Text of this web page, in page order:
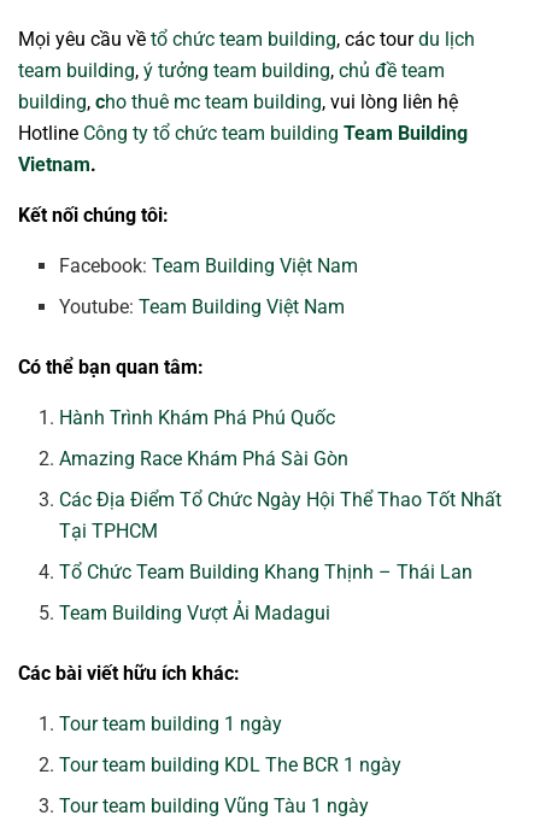
Mọi yêu cầu về tổ chức team building, các tourdu lịch
team building, ý tưởng team building, chủ đề team
building, cho thuê mc team building, vui lòng liên hệ
Hotline Công ty tổ chức team building Team Building
Vietnam.
Kết nối chúng tôi:
Facebook:Team Building Việt Nam
Youtube:Team Building Việt Nam
Có thể bạn quan tâm:
Hành Trình Khám Phá Phú Quốc
Amazing Race Khám Phá Sài Gòn
Các Địa Điểm Tổ Chức Ngày Hội Thể Thao Tốt Nhất
Tại TPHCM
Tổ Chức Team Building Khang Thịnh – Thái Lan
Team Building Vượt Ải Madagui
Các bài viết hữu ích khác:
Tour team building 1 ngày
Tour team building KDL The BCR 1 ngày
Tour team building Vũng Tàu 1 ngày